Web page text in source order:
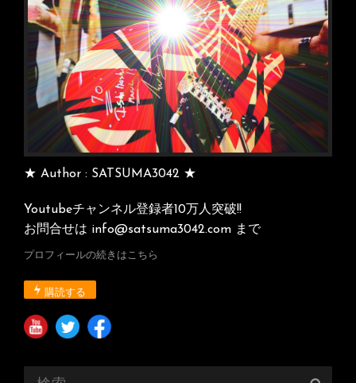
★ Author : SATSUMA3042 ★
Youtubeチャンネル登録者10万人突破!!
お問合せは info@satsuma3042.com まで
プロフィールの続きはこちら
購読する